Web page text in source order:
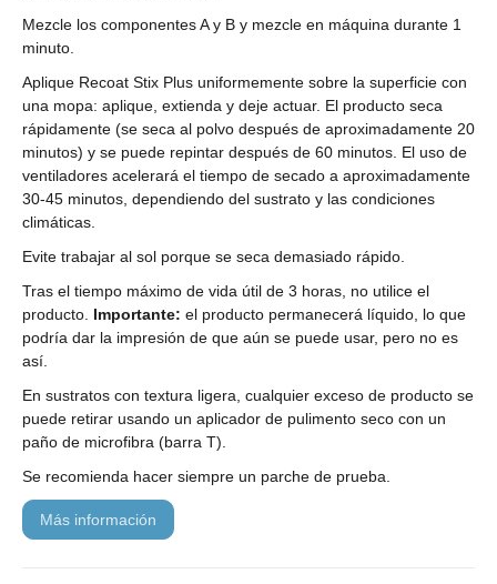
Mezcle los componentes A y B y mezcle en máquina durante 1
minuto.
Aplique Recoat Stix Plus uniformemente sobre la superficie con
una mopa: aplique, extienda y deje actuar. El producto seca
rápidamente (se seca al polvo después de aproximadamente 20
minutos) y se puede repintar después de 60 minutos. El uso de
ventiladores acelerará el tiempo de secado a aproximadamente
30-45 minutos, dependiendo del sustrato y las condiciones
climáticas.
Evite trabajar al sol porque se seca demasiado rápido.
Tras el tiempo máximo de vida útil de 3 horas, no utilice el
producto. Importante: el producto permanecerá líquido, lo que
podría dar la impresión de que aún se puede usar, pero no es
así.
En sustratos con textura ligera, cualquier exceso de producto se
puede retirar usando un aplicador de pulimento seco con un
paño de microfibra (barra T).
Se recomienda hacer siempre un parche de prueba.
más información